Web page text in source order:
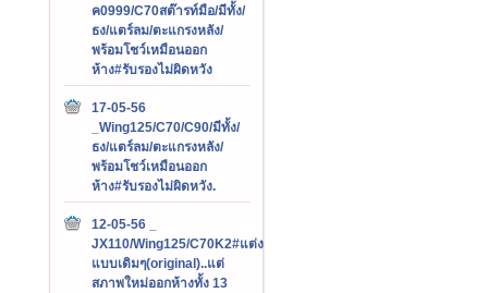
ค0999/C70สต๊ารท์มือ/มีทั้ง/
ธง/แตร์ลม/ตะแกรงหลัง/
พร้อมโชว์เหมือนออก
ห้าง#รับรองไม่ผิดหวัง
17-05-56
_Wing125/C70/C90/มีทั้ง/
ธง/แตร์ลม/ตะแกรงหลัง/
พร้อมโชว์เหมือนออก
ห้าง#รับรองไม่ผิดหวัง.
12-05-56 _
JX110/Wing125/C70K2#แต่ง
แบบเดิมๆ(original)..แต่
สภาพใหม่ออกห้างทั้ง 13